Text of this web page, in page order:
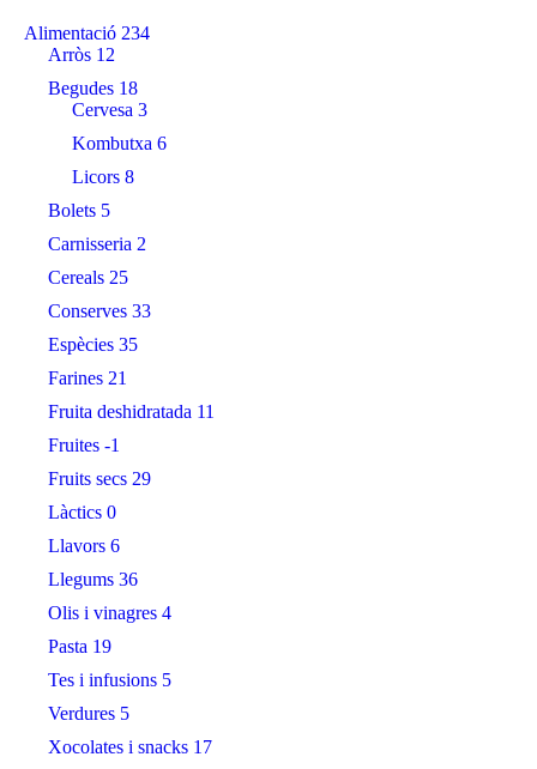
Alimentació 234
Arròs 12
Begudes 18
Cervesa 3
Kombutxa 6
Licors 8
Bolets 5
Carnisseria 2
Cereals 25
Conserves 33
Espècies 35
Farines 21
Fruita deshidratada 11
Fruites -1
Fruits secs 29
Làctics 0
Llavors 6
Llegums 36
Olis i vinagres 4
Pasta 19
Tes i infusions 5
Verdures 5
Xocolates i snacks 17